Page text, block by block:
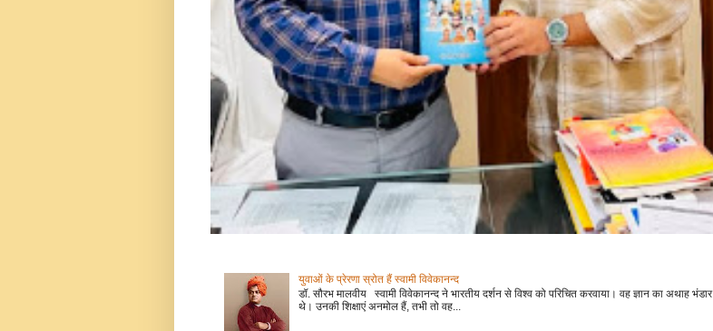
युवाओं के प्रेरणा स्रोत हैं स्वामी विवेकानन्द
डॉ. सौरभ मालवीय स्वामी विवेकानन्द ने भारतीय दर्शन से विश्व को परिचित करवाया। वह ज्ञान का अथाह भंडार
थे। उनकी शिक्षाएं अनमोल हैं, तभी तो वह...